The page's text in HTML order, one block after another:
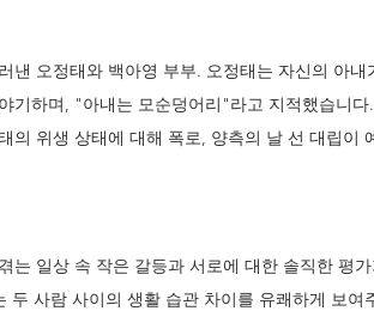
낸 오정태와 백아영 부부. 오정태는 자신의 아내
기하며, "아내는 모순덩어리"라고 지적했습니
의 위생 상태에 대해 폭로, 양측의 날 선 대립이
는 일상 속 작은 갈등과 서로에 대한 솔직한 평
두 사람 사이의 생활 습관 차이를 유쾌하게 보여